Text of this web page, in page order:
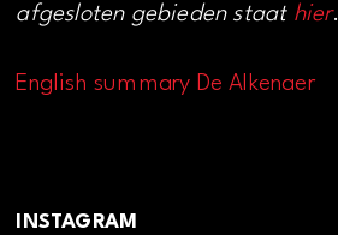
afgesloten gebieden staat hier.
English summary De Alkenaer
INSTAGRAM